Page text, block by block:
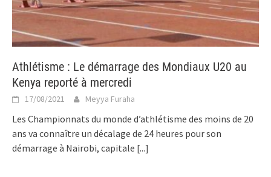
Athlétisme : Le démarrage des Mondiaux U20 au
Kenya reporté à mercredi
17/08/2021 Meyya Furaha
Les Championnats du monde d’athlétisme des moins de 20
ans va connaître un décalage de 24 heures pour son
démarrage à Nairobi, capitale [...]